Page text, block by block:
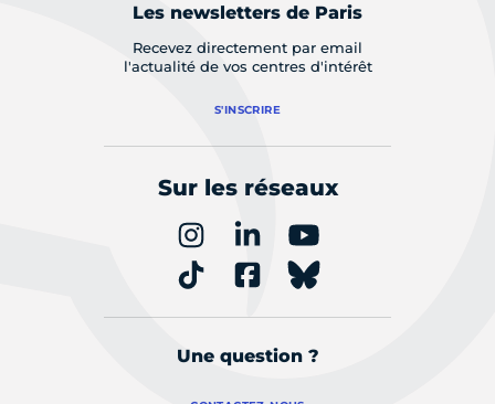
Les newsletters de Paris
Recevez directement par email
l'actualité de vos centres d'intérêt
S'INSCRIRE
Sur les réseaux
Une question ?